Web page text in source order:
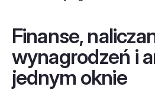
Finanse,
wynagrodzeń i
jednym oknie